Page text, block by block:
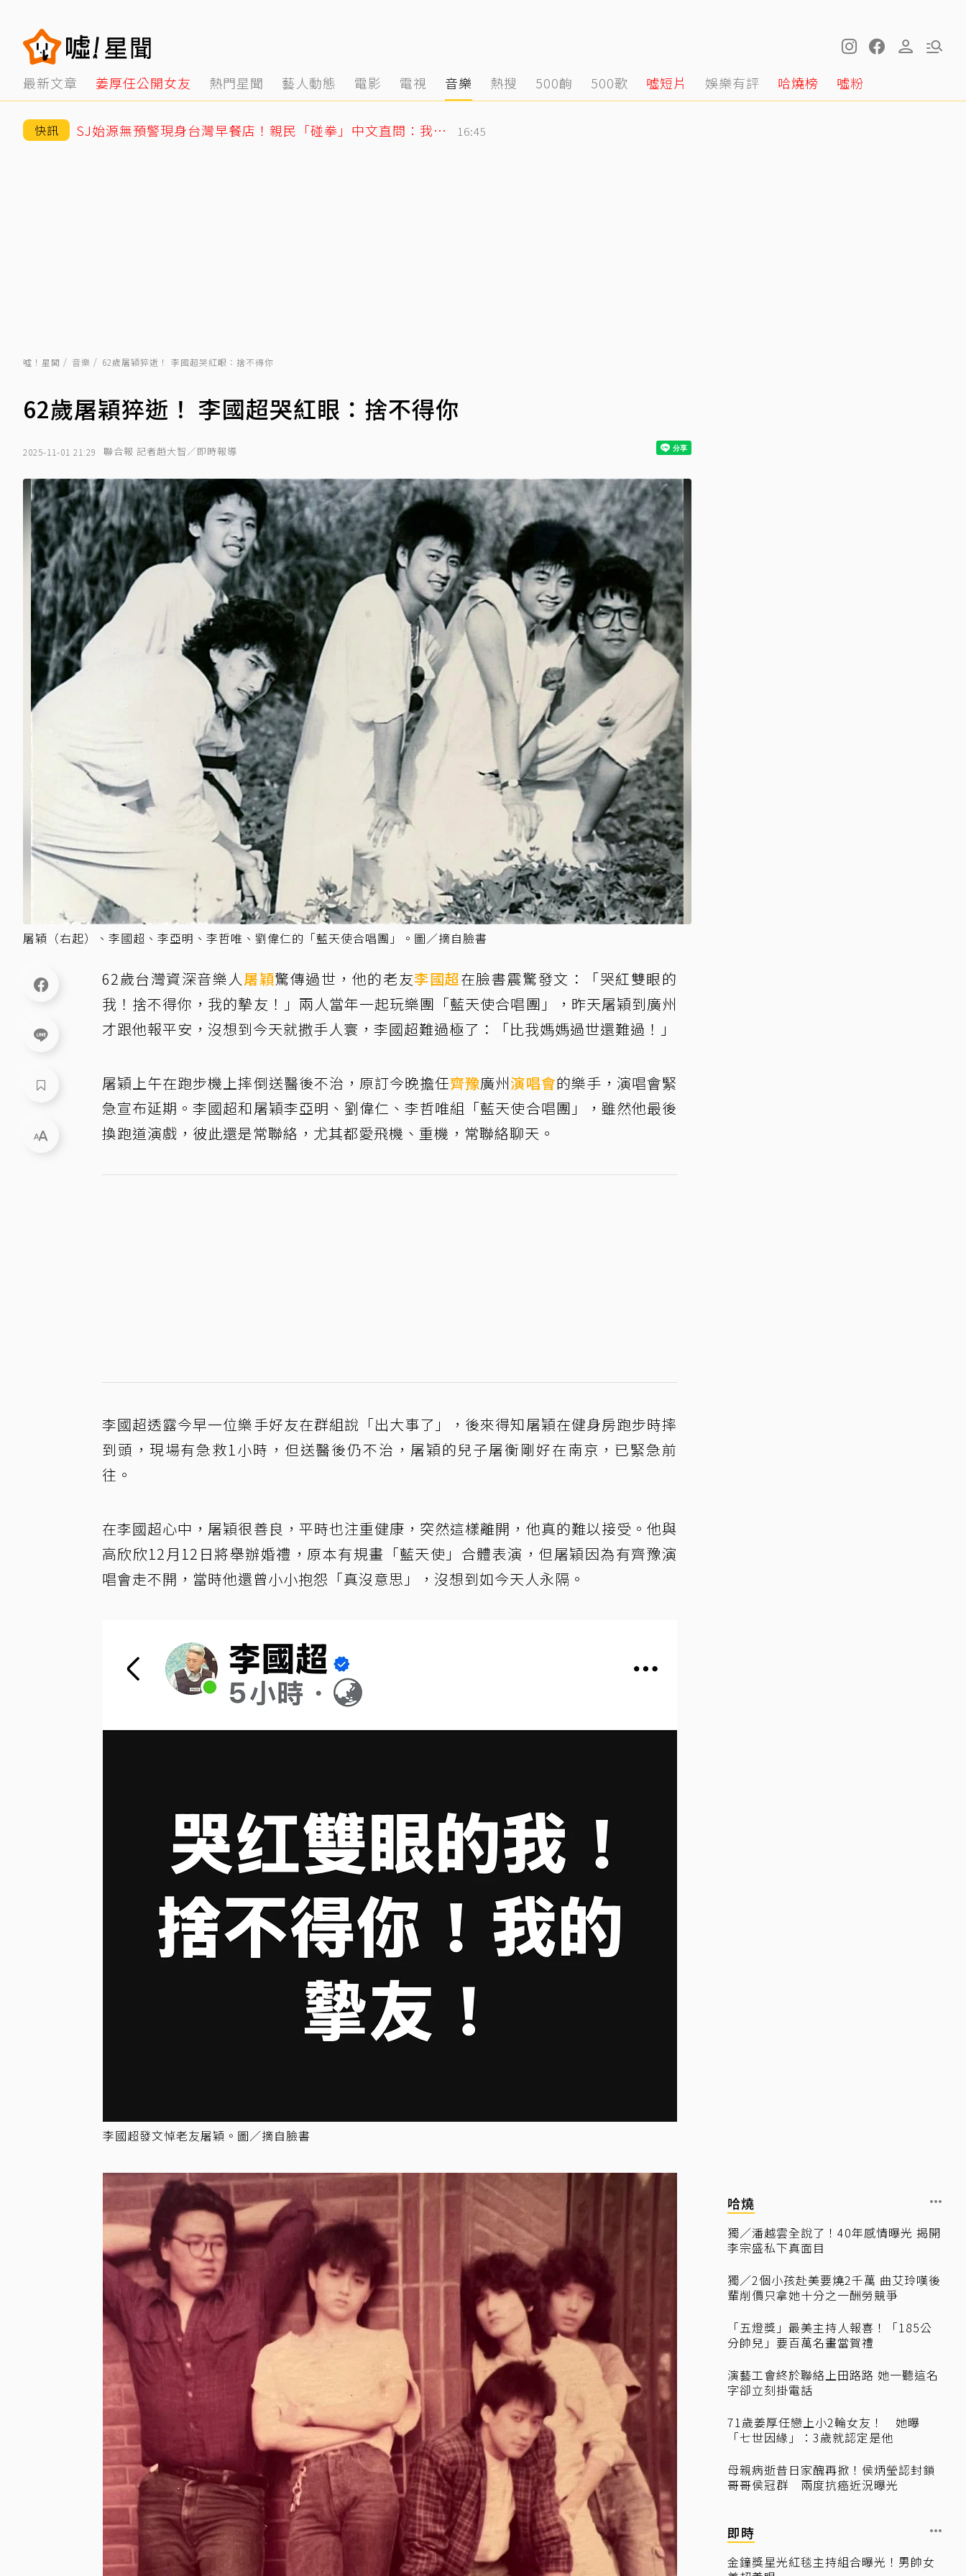
最新文章 姜厚任公開女友 熱門星聞 藝人動態 電影 電視 音樂 熱搜 500齣 500歌 噓短片 娛樂有評 哈燒榜 噓粉
快訊 SJ始源無預警現身台灣早餐店！親民「碰拳」中文直問：我停車可以嗎？ 16:45
噓！星聞 音樂 62歲屠穎猝逝！ 李國超哭紅眼：捨不得你
62歲屠穎猝逝！ 李國超哭紅眼：捨不得你
2025-11-01 21:29 聯合報 記者趙大智／即時報導
屠穎（右起）、李國超、李亞明、李哲唯、劉偉仁的「藍天使合唱團」。圖／摘自臉書
62歲台灣資深音樂人屠穎驚傳過世，他的老友李國超在臉書震驚發文：「哭紅雙眼的
我！捨不得你，我的摯友！」兩人當年一起玩樂團「藍天使合唱團」，昨天屠穎到廣州
才跟他報平安，沒想到今天就撒手人寰，李國超難過極了：「比我媽媽過世還難過！」
屠穎上午在跑步機上摔倒送醫後不治，原訂今晚擔任齊豫廣州演唱會的樂手，演唱會緊
急宣布延期。李國超和屠穎李亞明、劉偉仁、李哲唯組「藍天使合唱團」，雖然他最後
換跑道演戲，彼此還是常聯絡，尤其都愛飛機、重機，常聯絡聊天。
李國超透露今早一位樂手好友在群組說「出大事了」，後來得知屠穎在健身房跑步時摔
到頭，現場有急救1小時，但送醫後仍不治，屠穎的兒子屠衡剛好在南京，已緊急前
往。
在李國超心中，屠穎很善良，平時也注重健康，突然這樣離開，他真的難以接受。他與
高欣欣12月12日將舉辦婚禮，原本有規畫「藍天使」合體表演，但屠穎因為有齊豫演
唱會走不開，當時他還曾小小抱怨「真沒意思」，沒想到如今天人永隔。
李國超發文悼老友屠穎。圖／摘自臉書
哈燒
獨／潘越雲全說了！40年感情曝光 揭開
李宗盛私下真面目
獨／2個小孩赴美要燒2千萬 曲艾玲嘆後
輩削價只拿她十分之一酬勞競爭
「五燈獎」最美主持人報喜！「185公
分帥兒」要百萬名畫當賀禮
演藝工會終於聯絡上田路路 她一聽這名
字卻立刻掛電話
71歲姜厚任戀上小2輪女友！ 她曝
「七世因緣」：3歲就認定是他
母親病逝昔日家醜再掀！侯炳瑩認封鎖
哥哥侯冠群 兩度抗癌近況曝光
即時
金鐘獎星光紅毯主持組合曝光！男帥女